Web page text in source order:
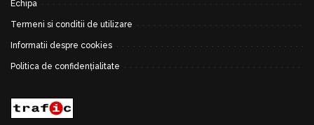
Echipa
Termeni si conditii de utilizare
Informatii despre cookies
Politica de confidențialitate